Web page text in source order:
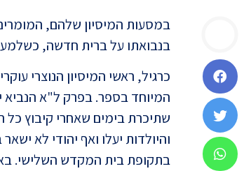
במסעות המיסיון שלהם,
בנבואתו על ברית חדשה,
כרגיל, ראשי המיסיון הנוצרי
המיוחד בספר. בפרק ל"א
שתיכרת בימים שאחרי קיבוץ כל
והיולדות יעלו ואף יהודי לא
בתקופת בית המקדש השלישי.